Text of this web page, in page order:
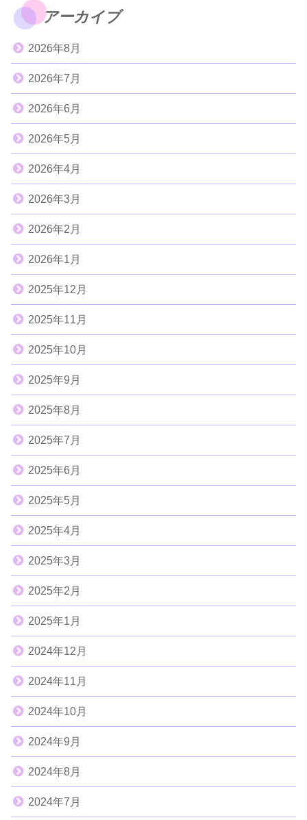
アーカイブ
2026年8月
2026年7月
2026年6月
2026年5月
2026年4月
2026年3月
2026年2月
2026年1月
2025年12月
2025年11月
2025年10月
2025年9月
2025年8月
2025年7月
2025年6月
2025年5月
2025年4月
2025年3月
2025年2月
2025年1月
2024年12月
2024年11月
2024年10月
2024年9月
2024年8月
2024年7月